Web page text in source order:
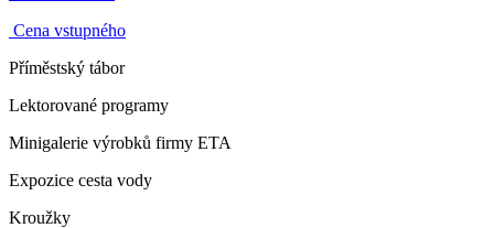
Cena vstupného
Příměstský tábor
Lektorované programy
Minigalerie výrobků firmy ETA
Expozice cesta vody
Kroužky